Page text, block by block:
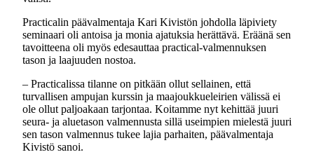
Practicalin päävalmentaja Kari Kivistön johdolla läpiviety
seminaari oli antoisa ja monia ajatuksia herättävä. Eräänä sen
tavoitteena oli myös edesauttaa practical-valmennuksen
tason ja laajuuden nostoa.
– Practicalissa tilanne on pitkään ollut sellainen, että
turvallisen ampujan kurssin ja maajoukkueleirien välissä ei
ole ollut paljoakaan tarjontaa. Koitamme nyt kehittää juuri
seura- ja aluetason valmennusta sillä useimpien mielestä juuri
sen tason valmennus tukee lajia parhaiten, päävalmentaja
Kivistö sanoi.